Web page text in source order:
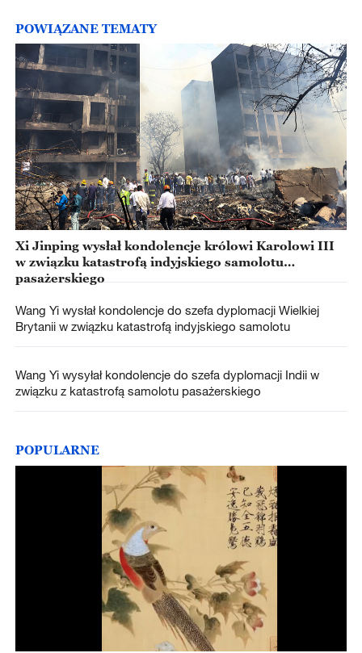
POWIĄZANE TEMATY
Xi Jinping wysłał kondolencje królowi Karolowi III
w związku katastrofą indyjskiego samolotu
pasażerskiego
Wang Yi wysłał kondolencje do szefa dyplomacji Wielkiej
Brytanii w związku katastrofą indyjskiego samolotu
Wang Yi wysyłał kondolencje do szefa dyplomacji Indii w
związku z katastrofą samolotu pasażerskiego
POPULARNE